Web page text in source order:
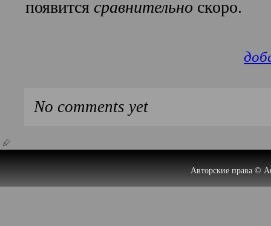
появится сравнительно скоро.
No comments yet
Авторские права ©